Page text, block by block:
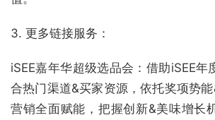
3. 更多链接服务：
iSEE嘉年华超级选品会： 借助iSEE年
合热门渠道&买家资源，依托奖项势
营销全面赋能，把握创新&美味增长